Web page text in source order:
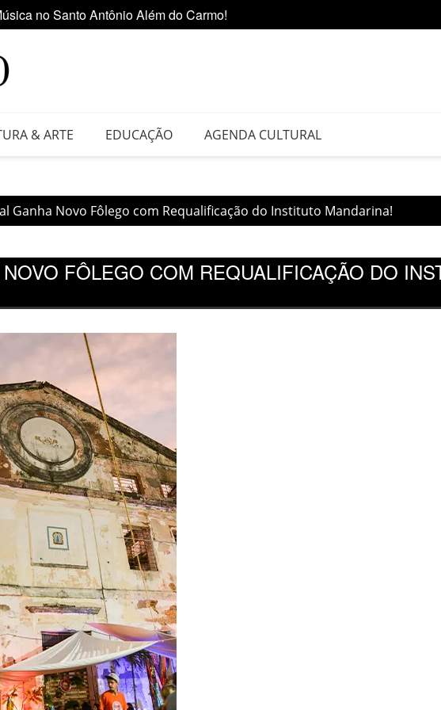
Feira do Vinil no Shopping Center Lapa
& ARTE EDUCAÇÃO AGENDA CULTURAL
Ganha Novo Fôlego com Requalificação do Instituto Mandarina!
FÔLEGO COM REQUALIFICAÇÃO DO